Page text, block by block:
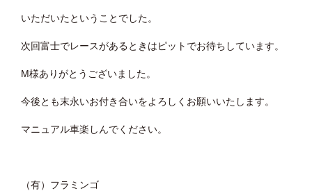
いただいたということでした。
次回富士でレースがあるときはピットでお待ちしています。
M様ありがとうございました。
今後とも末永いお付き合いをよろしくお願いいたします。
マニュアル車楽しんでください。
（有）フラミンゴ